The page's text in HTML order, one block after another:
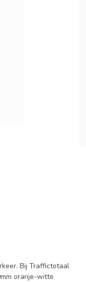
Bij Traffictotaal
oranje-witte